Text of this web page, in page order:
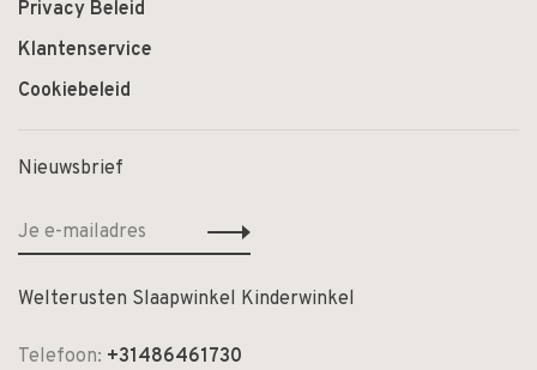
Privacy Beleid
Klantenservice
Cookiebeleid
Nieuwsbrief
Welterusten Slaapwinkel Kinderwinkel
Telefoon: +31486461730